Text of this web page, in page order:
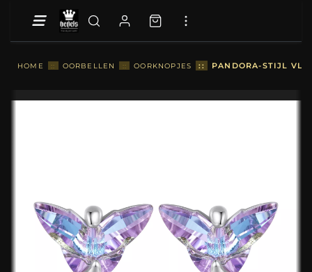
HOME :: OORBELLEN :: OORKNOPJES :: PANDORA-STIJL